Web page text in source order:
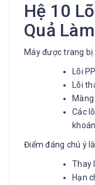
Hệ 10
Quả
Máy được trang
Lõi
Lõi
Các
Điểm đáng chú ý
Thay
Hạn